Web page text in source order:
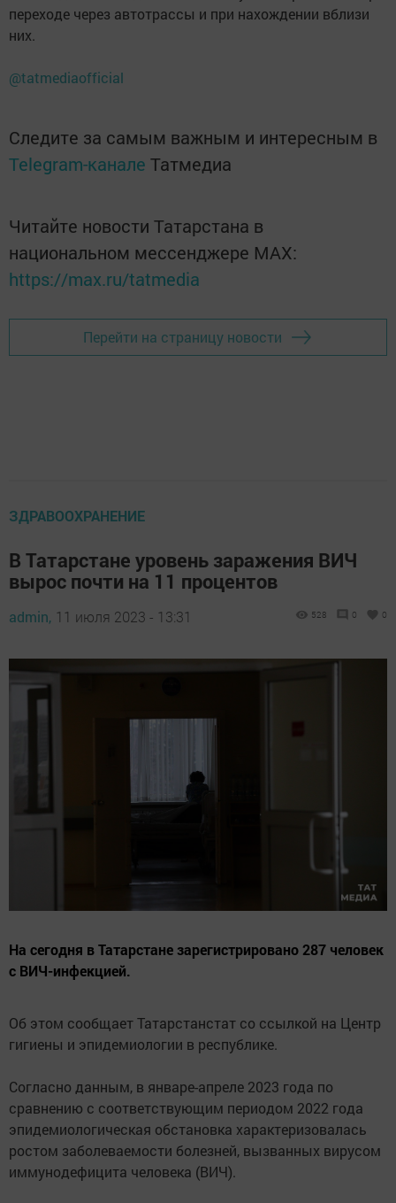
переходе через автотрассы и при нахождении вблизи
них.
@tatmediaofficial
Следите за самым важным и интересным в
Telegram-канале Татмедиа
Читайте новости Татарстана в
национальном мессенджере MАХ:
https://max.ru/tatmedia
Перейти на страницу новости
ЗДРАВООХРАНЕНИЕ
В Татарстане уровень заражения ВИЧ
вырос почти на 11 процентов
admin, 11 июля 2023 - 13:31 528 0 0
На сегодня в Татарстане зарегистрировано 287 человек
с ВИЧ-инфекцией.
Об этом сообщает Татарстанстат со ссылкой на Центр
гигиены и эпидемиологии в республике.
Согласно данным, в январе-апреле 2023 года по
сравнению с соответствующим периодом 2022 года
эпидемиологическая обстановка характеризовалась
ростом заболеваемости болезней, вызванных вирусом
иммунодефицита человека (ВИЧ).